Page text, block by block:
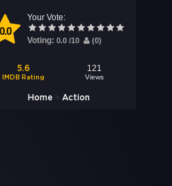
0.0
Your Vote:
Voting: 0.0 /10 (0)
5.6
IMDB Rating
121
Views
Home > Action